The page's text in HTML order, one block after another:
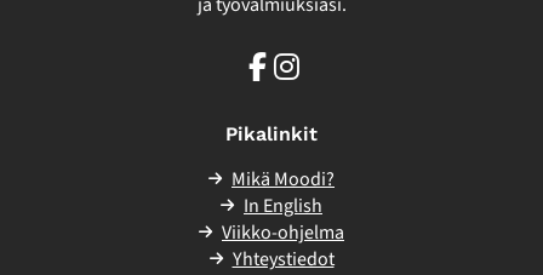
Facebook
Pikalinkit
Mikä Moodi?
In English
Viikko-ohjelma
Yhteystiedot